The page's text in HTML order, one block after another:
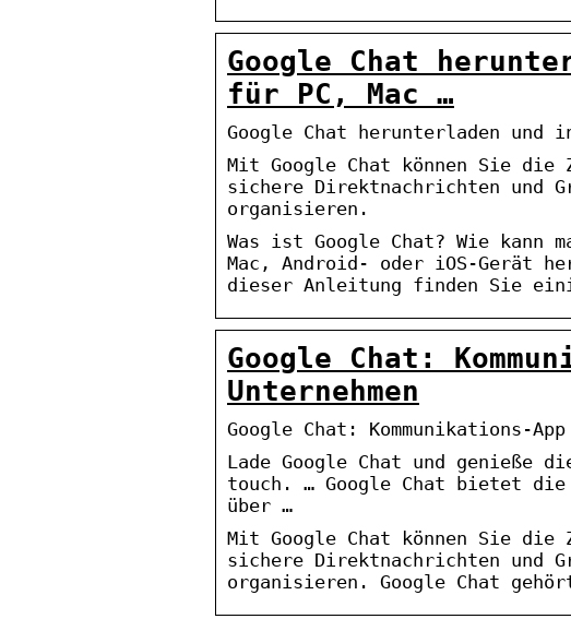
Google Chat
für PC, Mac …
Google Chat herunterladen
Mit Google Chat können Sie die
sichere Direktnachrichten und
organisieren.
Was ist Google Chat? Wie kann
Mac, Android- oder iOS-Gerät
dieser Anleitung finden Sie
Google Chat:
Unternehmen
Google Chat: Kommunikations-
Lade Google Chat und genieße
touch. … Google Chat bietet
über …
Mit Google Chat können Sie die
sichere Direktnachrichten und
organisieren. Google Chat